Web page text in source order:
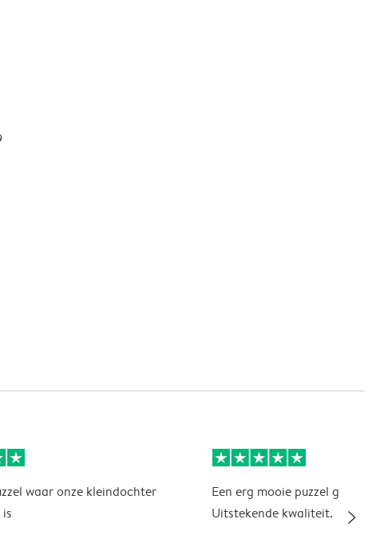
waar onze kleindochter
Een erg mooie puzzel
Uitstekende kwaliteit.
slim_arrow_right